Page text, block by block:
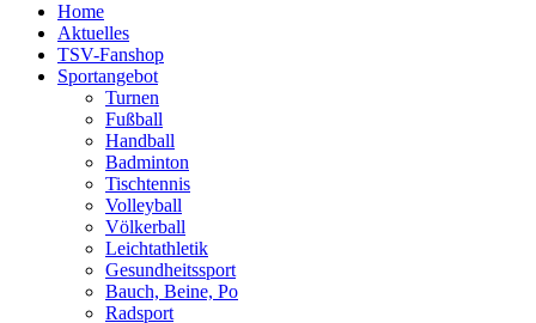
Home
Aktuelles
TSV-Fanshop
Sportangebot
Turnen
Fußball
Handball
Badminton
Tischtennis
Volleyball
Völkerball
Leichtathletik
Gesundheitssport
Bauch, Beine, Po
Radsport